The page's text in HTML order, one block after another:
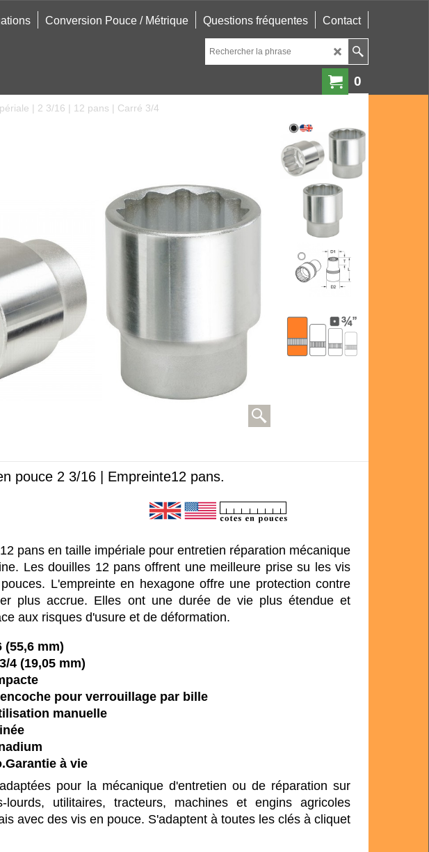
Conversion Pouce / Métrique Questions fréquentes Contact
0
| 2 3/16 | 12 pans | Carré 3/4
pouce 2 3/16 | Empreinte12 pans.
pans en taille impériale pour entretien réparation mécanique
Les douilles 12 pans offrent une meilleure prise su les vis
L'empreinte en hexagone offre une protection contre
plus accrue. Elles ont une durée de vie plus étendue et
aux risques d'usure et de déformation.
(55,6 mm)
4 (19,05 mm)
pour verrouillage par bille
manuelle
à vie
pour la mécanique d'entretien ou de réparation sur
lourds, utilitaires, tracteurs, machines et engins agricoles
avec des vis en pouce. S'adaptent à toutes les clés à cliquet